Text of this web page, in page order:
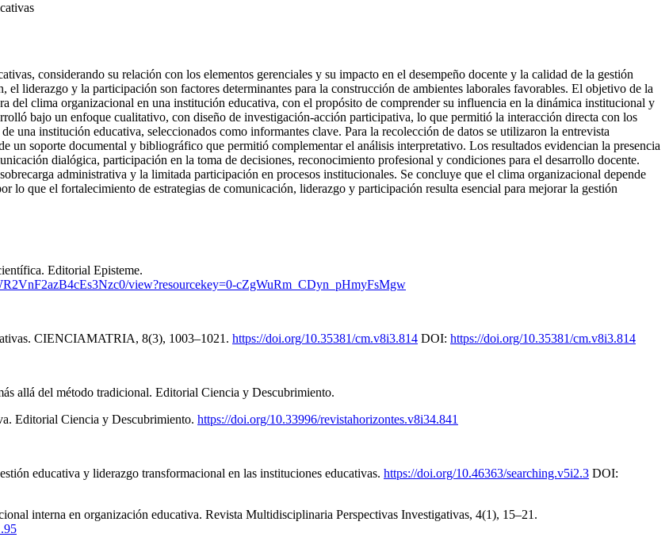
considerando su relación con los elementos gerenciales y su impacto en el desempeño docente y la calidad de la gestión
liderazgo y la participación son factores determinantes para la construcción de ambientes laborales favorables. El objetivo de la
del clima organizacional en una institución educativa, con el propósito de comprender su influencia en la dinámica institucional y
bajo un enfoque cualitativo, con diseño de investigación-acción participativa, lo que permitió la interacción directa con los
una institución educativa, seleccionados como informantes clave. Para la recolección de datos se utilizaron la entrevista
un soporte documental y bibliográfico que permitió complementar el análisis interpretativo. Los resultados evidencian la presencia
dialógica, participación en la toma de decisiones, reconocimiento profesional y condiciones para el desarrollo docente.
administrativa y la limitada participación en procesos institucionales. Se concluye que el clima organizacional depende
lo que el fortalecimiento de estrategias de comunicación, liderazgo y participación resulta esencial para mejorar la gestión
Editorial Episteme.
view?resourcekey=0-cZgWuRm_CDyn_pHmyFsMgw
CIENCIAMATRIA, 8(3), 1003–1021. https://doi.org/10.35381/cm.v8i3.814 DOI: https://doi.org/10.35381/cm.v8i3.814
allá del método tradicional. Editorial Ciencia y Descubrimiento.
Editorial Ciencia y Descubrimiento. https://doi.org/10.33996/revistahorizontes.v8i34.841
educativa y liderazgo transformacional en las instituciones educativas. https://doi.org/10.46363/searching.v5i2.3 DOI:
interna en organización educativa. Revista Multidisciplinaria Perspectivas Investigativas, 4(1), 15–21.